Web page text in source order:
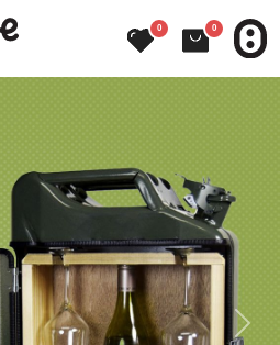
0 0
Next